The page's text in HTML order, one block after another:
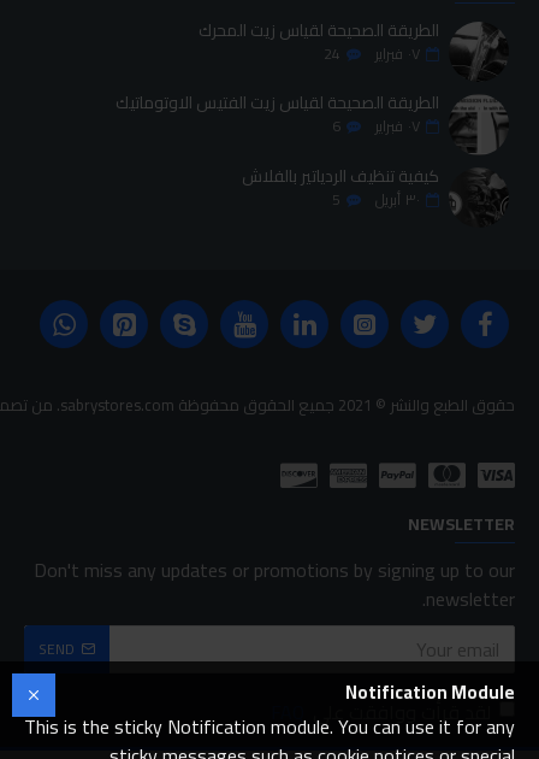
الطريقة الصحيحة لقياس زيت المحرك
٠٧ فبراير 24
الطريقة الصحيحة لقياس زيت الفتيس الاوتوماتيك
٠٧ فبراير 6
كيفية تنظيف الردياتير بالفلاش
٣٠ أبريل 5
حقوق الطبع والنشر © 2021 جميع الحقوق محفوظة sabrystores.com. من تصميم-
NEWSLETTER
Don't miss any updates or promotions by signing up to our
newsletter.
SEND
لقد قرأت ووافقت على FAQ
Notification Module
This is the sticky Notification module. You can use it for any